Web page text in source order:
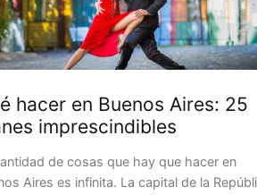
hacer en Buenos Aires: 25
imprescindibles
de cosas que hay que hacer en
Aires es infinita. La capital de la